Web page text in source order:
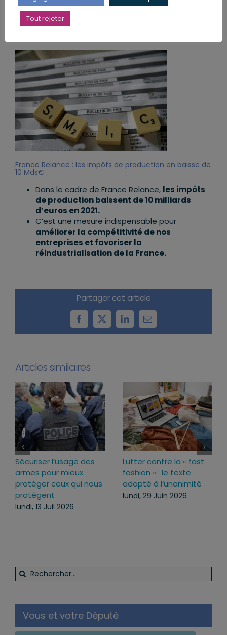
heures de travail hebdomadaire.
La revalorisation annuelle du Smic est liée à
l’évolution de l’inflation et des salaires pour les
France Relance : les impôts de production en baisse de
10 Mds€
Dans le cadre de France Relance, les impôts
de production baissent de 10 milliards
d’euros en 2021.
C’est une mesure indispensable pour
améliorer la compétitivité de nos
entreprises et favoriser la
réindustrialisation de la France.
Partager cet article
Facebook
X LinkedInEmail
Articles similaires
Lutter contre la « fast
fashion » : le texte
adopté à l’unanimité
lundi, 29 Juin 2026
Loi d’urgence agricole :
pourquoi j’ai voté pour
ce texte
mercredi, 22 Juil 2026
Rechercher:
Vous et votre Député
Tout rejeter